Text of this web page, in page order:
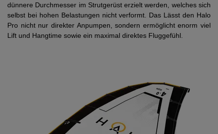
dünnere Durchmesser im Strutgerüst erzielt werden, welches sich
selbst bei hohen Belastungen nicht verformt. Das Lässt den Halo
Pro nicht nur direkter Anpumpen, sondern ermöglicht enorm viel
Lift und Hangtime sowie ein maximal direktes Fluggefühl.